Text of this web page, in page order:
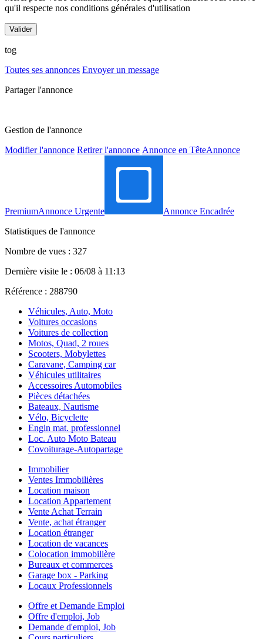
qu'il respecte nos conditions générales d'utilisation
tog
Toutes ses annonces Envoyer un message
Partager l'annonce
Gestion de l'annonce
Modifier l'annonce Retirer l'annonce Annonce en TêteAnnonce
PremiumAnnonce Urgente
Annonce Encadrée
Statistiques de l'annonce
Nombre de vues : 327
Dernière visite le : 06/08 à 11:13
Référence : 288790
Véhicules, Auto, Moto
Voitures occasions
Voitures de collection
Motos, Quad, 2 roues
Scooters, Mobylettes
Caravane, Camping car
Véhicules utilitaires
Accessoires Automobiles
Pièces détachées
Bateaux, Nautisme
Vélo, Bicyclette
Engin mat. professionnel
Loc. Auto Moto Bateau
Covoiturage-Autopartage
Immobilier
Ventes Immobilières
Location maison
Location Appartement
Vente Achat Terrain
Vente, achat étranger
Location étranger
Location de vacances
Colocation immobilière
Bureaux et commerces
Garage box - Parking
Locaux Professionnels
Offre et Demande Emploi
Offre d'emploi, Job
Demande d'emploi, Job